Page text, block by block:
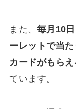
また、 毎月10
ーレットで当
カードがもら
ています。